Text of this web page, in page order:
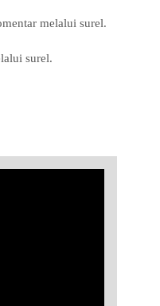
melalui surel.
surel.